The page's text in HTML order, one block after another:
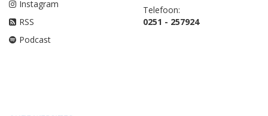
Instagram
RSS
Podcast
Telefoon:
0251 - 257924